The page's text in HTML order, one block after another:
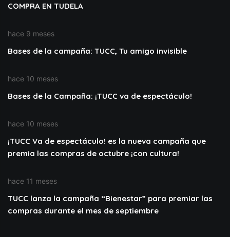
COMPRA EN TUDELA
hace 9 meses
Bases de la campaña: TUCC, Tu amigo invisible
hace 10 meses
Bases de la Campaña: ¡TUCC va de espectáculo!
hace 10 meses
¡TUCC Va de espectáculo! es la nueva campaña que
premia las compras de octubre ¡con cultura!
hace 11 meses
TUCC lanza la campaña “Bienestar” para premiar las
compras durante el mes de septiembre